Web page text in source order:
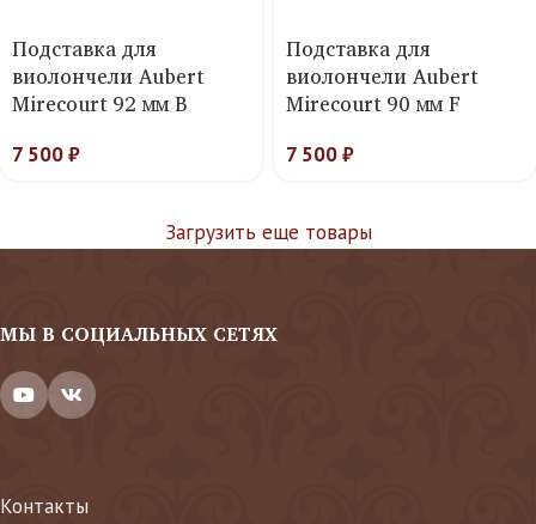
Подставка для
виолончели Aubert
Mirecourt 92 мм B
7 500₽
Подставка для
виолончели Aubert
Mirecourt 90 мм F
7 500₽
Загрузить еще товары
МЫ В СОЦИАЛЬНЫХ СЕТЯХ
Контакты